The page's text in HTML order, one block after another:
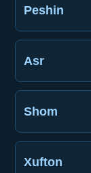
Peshin
Asr
Shom
Xufton